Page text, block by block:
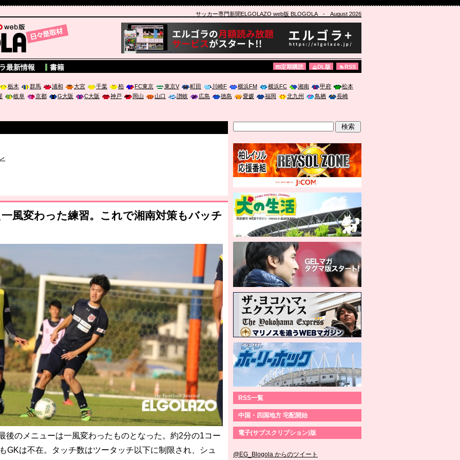
サッカー専門新聞ELGOLAZO web版 BLOGOLA- August 2026
最新情報 書籍 定期購読 DL版 RSS
栃木 群馬 浦和 大宮 千葉 柏 FC東京 東京V 町田 川崎F 横浜FM 横浜FC 湘南 甲府
松本
岐阜 京都 G大阪 C大阪 神戸 岡山 山口 讃岐 広島 徳島 愛媛 福岡 北九州 鳥栖 長崎
個」
ジウム「気候変動から命を守る ～エネルギー危機時代の猛暑対策～」に登壇
風変わった練習。これで湘南対策もバッチ
のメニューは一風変わったものとなった。約2分の1コー
GKは不在。タッチ数はツータッチ以下に制限され、シュ
RSS一覧
中国・四国地方 宅配開始
電子(サブスクリプション)版
@EG_Blogola からのツイート